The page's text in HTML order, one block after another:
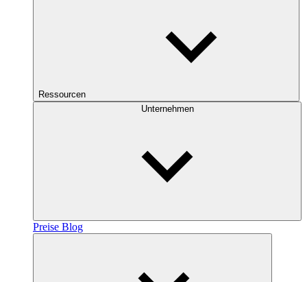
Ressourcen
Unternehmen
Preise Blog